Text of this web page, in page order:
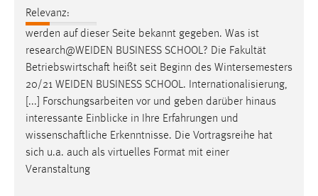
Relevanz:
werden auf dieser Seite bekannt gegeben. Was ist
research@WEIDEN BUSINESS SCHOOL? Die Fakultät
Betriebswirtschaft heißt seit Beginn des Wintersemesters
20/21 WEIDEN BUSINESS SCHOOL. Internationalisierung,
[...] Forschungsarbeiten vor und geben darüber hinaus
interessante Einblicke in Ihre Erfahrungen und
wissenschaftliche Erkenntnisse. Die Vortragsreihe hat
sich u.a. auch als virtuelles Format mit einer
Veranstaltung